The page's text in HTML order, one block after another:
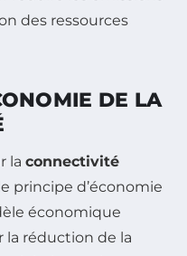
des ressources
DE LA
la connectivité
principe d’économie
économique
la réduction de la